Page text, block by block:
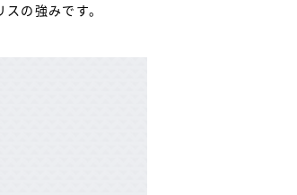
の強みです。